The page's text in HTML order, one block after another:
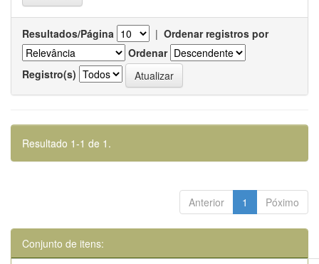
Resultados/Página | Ordenar registros por
Ordenar
Registro(s)
Resultado 1-1 de 1.
Anterior 1 Póximo
Conjunto de itens: